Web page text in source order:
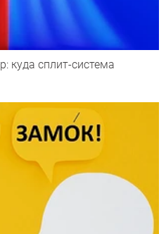
куда сплит-система